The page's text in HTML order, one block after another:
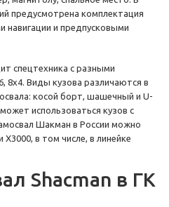
предусмотрена комплектация
навигации и предпусковыми
спецтехника с разными
8х4. Виды кузова различаются в
косой борт, шашечный и U-
использоваться кузов с
Шакман в России можно
в том числе, в линейке
Shacman в ГК